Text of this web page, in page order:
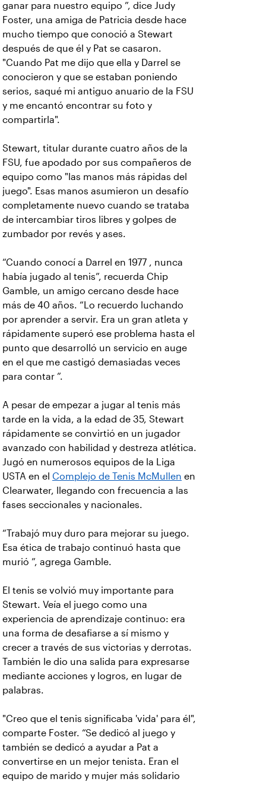
ganar para nuestro equipo ”, dice Judy
Foster, una amiga de Patricia desde hace
mucho tiempo que conoció a Stewart
después de que él y Pat se casaron.
"Cuando Pat me dijo que ella y Darrel se
conocieron y que se estaban poniendo
serios, saqué mi antiguo anuario de la FSU
y me encantó encontrar su foto y
compartirla".
Stewart, titular durante cuatro años de la
FSU, fue apodado por sus compañeros de
equipo como "las manos más rápidas del
juego". Esas manos asumieron un desafío
completamente nuevo cuando se trataba
de intercambiar tiros libres y golpes de
zumbador por revés y ases.
“Cuando conocí a Darrel en 1977 , nunca
había jugado al tenis”, recuerda Chip
Gamble, un amigo cercano desde hace
más de 40 años. “Lo recuerdo luchando
por aprender a servir. Era un gran atleta y
rápidamente superó ese problema hasta el
punto que desarrolló un servicio en auge
en el que me castigó demasiadas veces
para contar ”.
A pesar de empezar a jugar al tenis más
tarde en la vida, a la edad de 35, Stewart
rápidamente se convirtió en un jugador
avanzado con habilidad y destreza atlética.
Jugó en numerosos equipos de la Liga
USTA en el Complejo de Tenis McMullen en
Clearwater, llegando con frecuencia a las
fases seccionales y nacionales.
“Trabajó muy duro para mejorar su juego.
Esa ética de trabajo continuó hasta que
murió ”, agrega Gamble.
El tenis se volvió muy importante para
Stewart. Veía el juego como una
experiencia de aprendizaje continuo: era
una forma de desafiarse a sí mismo y
crecer a través de sus victorias y derrotas.
También le dio una salida para expresarse
mediante acciones y logros, en lugar de
palabras.
"Creo que el tenis significaba 'vida' para él",
comparte Foster. “Se dedicó al juego y
también se dedicó a ayudar a Pat a
convertirse en un mejor tenista. Eran el
equipo de marido y mujer más solidario